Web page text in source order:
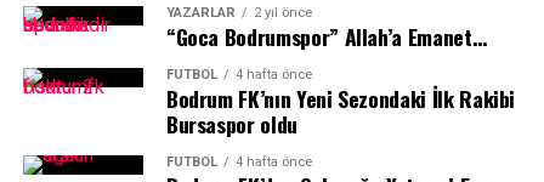
Final mücadelesinde Fethiye Zirve Spor ile karşı karşıya
gelen Bodrum İhtisas Spor Mini A Takımı, sergilediği
üstün performansla rakibini 2-1 mağlup ederek 2025/26
Muğla İl Şampiyonu oldu. Bu şampiyonlukla birlikte
kulüp, bu sezonki ikinci il birinciliğini koleksiyonuna
YAZARLAR 2 yıl önce
“Goca Bodrumspor” Allah’a Emanet…
FUTBOL 4 hafta önce
Bodrum FK’nın Yeni Sezondaki İlk Rakibi
Bursaspor oldu
FUTBOL 4 hafta önce